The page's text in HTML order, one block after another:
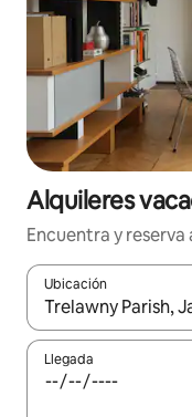
Alquileres
Encuentra y
Ubicación
Cuando los
Llegada